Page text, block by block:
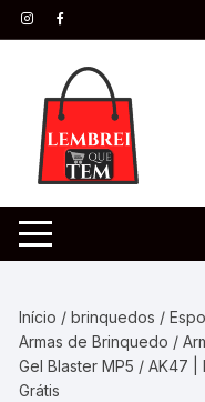
Início /brinquedos /
Armas de Brinquedo /
Gel Blaster MP5 / AK47
Grátis